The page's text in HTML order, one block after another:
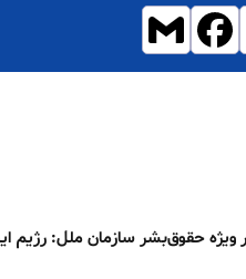
ویژه حقوق‌بشر سازمان ملل: رژیم